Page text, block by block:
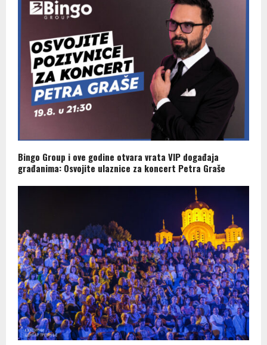
Bingo Group i ove godine otvara vrata VIP događaja
građanima: Osvojite ulaznice za koncert Petra Graše